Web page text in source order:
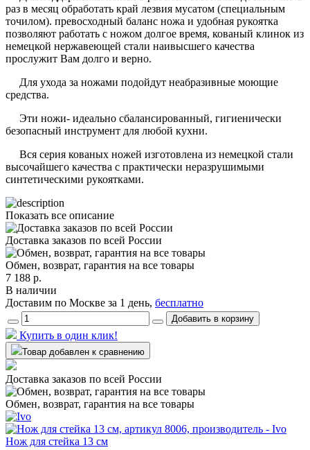
раз в месяц обработать край лезвия мусатом (специальным
точилом). превосходный баланс ножа и удобная рукоятка
позволяют работать с ножом долгое время, кованый клинок из
немецкой нержавеющей стали наивысшего качества
прослужит Вам долго и верно.
Для ухода за ножами подойдут неабразивные моющие
средства.
Эти ножи- идеально сбалансированный, гигиенически
безопасный инструмент для любой кухни.
Вся серия кованых ножей изготовлена из немецкой стали
высочайшего качества с практически неразрушимыми
синтетическими рукоятками.
Показать все описание
Доставка заказов по всей России
Обмен, возврат, гарантия на все товары
7 188 р.
В наличии
Доставим по Москве за 1 день, бесплатно
Добавить в корзину
Купить в один клик!
Товар добавлен к сравнению
Доставка заказов по всей России
Обмен, возврат, гарантия на все товары
Нож для стейка 13 см